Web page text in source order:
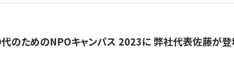
のためのNPOキャンパス 2023に 弊社代表佐藤が